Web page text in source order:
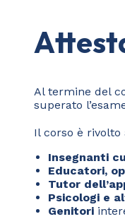
Al termine del
superato
Il corso è rivolto
Insegnanti
Educatori,
Tutor
Psicologi e
Genitori